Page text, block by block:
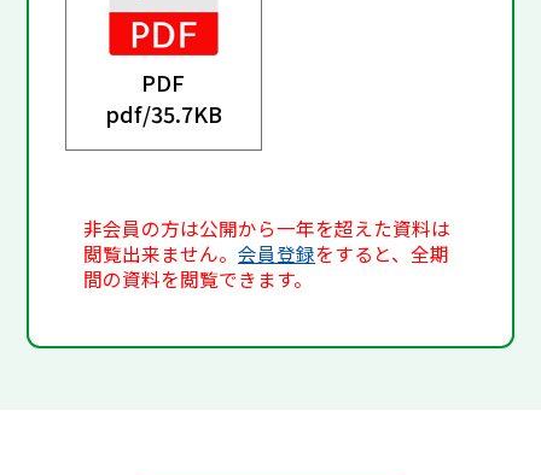
PDF
pdf/35.7KB
非会員の方は公開から一年を超えた資料は
閲覧出来ません。会員登録をすると、全期
間の資料を閲覧できます。